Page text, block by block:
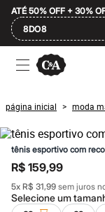
ATÉ 50% OFF + 30%
8DO8
Ofertas
Compre por
Masculino
Infantil
Calçados
Plus Size
2 calçados por
2 peças por R$199
3 lingeries por R$99
3 itens de beleza
Até 20% off
página inicial > moda
tênis esportivo com
R$ 159,99
5x R$ 31,99 sem juros
Selecione um